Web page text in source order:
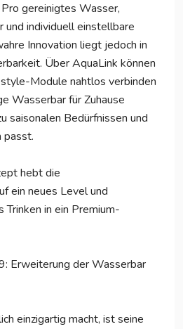
gereinigtes Wasser,
individuell einstellbare
Innovation liegt jedoch in
Über AquaLink können
Module nahtlos verbinden
Wasserbar für Zuhause
saisonalen Bedürfnissen und
passt.
hebt die
ein neues Level und
in ein Premium-
Erweiterung der Wasserbar
einzigartig macht, ist seine